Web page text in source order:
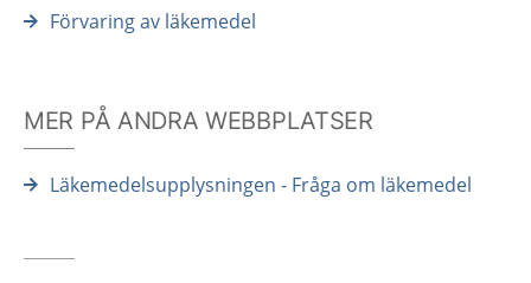
Förvaring av läkemedel
MER PÅ ANDRA WEBBPLATSER
Läkemedelsupplysningen - Fråga om läkemedel